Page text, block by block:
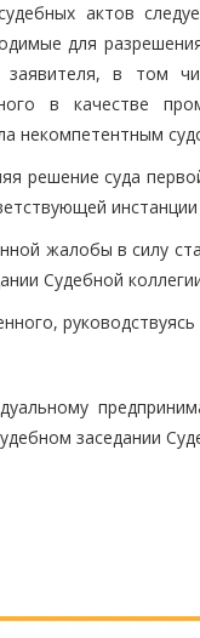
актов
для
заявителя, в том
в качестве
некомпетентным
решение суда
жалобы в силу
Судебной
заседании